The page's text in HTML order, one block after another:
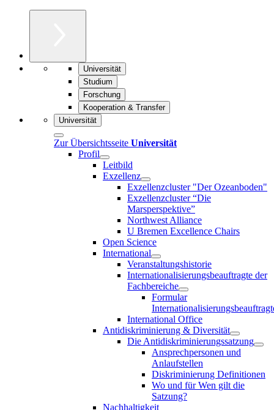
Universität
Studium
Forschung
Kooperation & Transfer
Universität
Zur Übersichtsseite Universität
Profil
Leitbild
Exzellenz
Exzellenzcluster "Der Ozeanboden"
Exzellenzcluster “Die
Marsperspektive”
Northwest Alliance
U Bremen Excellence Chairs
Open Science
International
Veranstaltungshistorie
Internationalisierungsbeauftragte der
Fachbereiche
Formular
International Office
Antidiskriminierung & Diversität
Die Antidiskriminierungssatzung
Ansprechpersonen und
Anlaufstellen
Diskriminierung Definitionen
Wo und für Wen gilt die
Satzung?
Nachhaltigkeit